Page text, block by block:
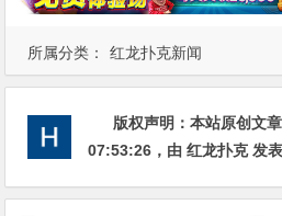
所属分类： 红龙扑克新闻
版权声明：本站原创文
07:53:26 ，由红龙扑克发表